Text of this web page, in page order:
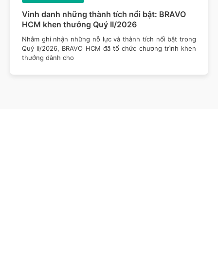
Vinh danh những thành tích nổi bật: BRAVO
HCM khen thưởng Quý II/2026
Nhằm ghi nhận những nỗ lực và thành tích nổi bật trong
Quý II/2026, BRAVO HCM đã tổ chức chương trình khen
thưởng dành cho